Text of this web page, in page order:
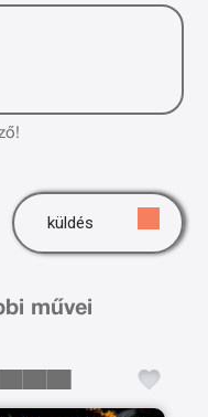
küldés
művei